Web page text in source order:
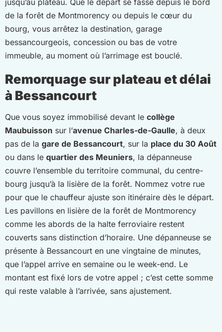
de la forêt de Montmorency ou depuis le cœur du
bourg, vous arrêtez la destination, garage
bessancourgeois, concession ou bas de votre
immeuble, au moment où l’arrimage est bouclé.
Remorquage sur plateau et délai
à Bessancourt
Que vous soyez immobilisé devant le collège
Maubuisson sur l’avenue Charles-de-Gaulle, à deux
pas de la gare de Bessancourt, sur la place du 30 Août
ou dans le quartier des Meuniers, la dépanneuse
couvre l’ensemble du territoire communal, du centre-
bourg jusqu’à la lisière de la forêt. Nommez votre rue
pour que le chauffeur ajuste son itinéraire dès le départ.
Les pavillons en lisière de la forêt de Montmorency
comme les abords de la halte ferroviaire restent
couverts sans distinction d’horaire. Une dépanneuse se
présente à Bessancourt en une vingtaine de minutes,
que l’appel arrive en semaine ou le week-end. Le
montant est fixé lors de votre appel ; c’est cette somme
qui reste valable à l’arrivée, sans ajustement.